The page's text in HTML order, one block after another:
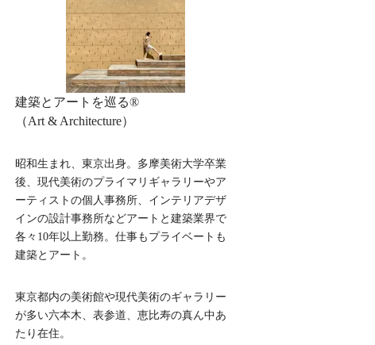
建築とアートを巡る®︎
（Art & Architecture）
昭和生まれ、東京出身。多摩美術大学卒業
後、現代美術のプライマリギャラリーやア
ーティストの個人事務所、インテリアデザ
インの設計事務所などアートと建築業界で
各々10年以上勤務。仕事もプライベートも
建築とアート。
東京都内の美術館や現代美術のギャラリー
が多い六本木、表参道、恵比寿の真ん中あ
たり在住。